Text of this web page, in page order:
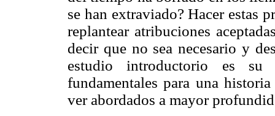
se han extraviado? Hacer estas
replantear atribuciones
decir que no sea necesario y
estudio introductorio es su
fundamentales para una
ver abordados a mayor